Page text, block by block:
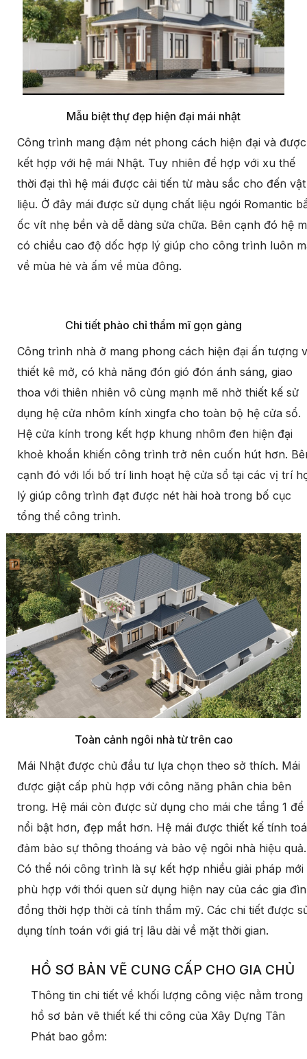
Mẫu biệt thự đẹp hiện đại mái nhật
Công trình mang đậm nét phong cách hiện đại và được
kết hợp với hệ mái Nhật. Tuy nhiên để hợp với xu thế
thời đại thì hệ mái được cải tiến từ màu sắc cho đến vật
liệu. Ở đây mái được sử dụng chất liệu ngói Romantic
ốc vít nhẹ bền và dễ dàng sửa chữa. Bên cạnh đó hệ
có chiều cao độ dốc hợp lý giúp cho công trình luôn
về mùa hè và ấm về mùa đông.
Chi tiết phào chỉ thẩm mĩ gọn gàng
Công trình nhà ở mang phong cách hiện đại ấn tượng
thiết kê mở, có khả năng đón gió đón ánh sáng, giao
thoa với thiên nhiên vô cùng mạnh mẽ nhờ thiết kế sử
dụng hệ cửa nhôm kính xingfa cho toàn bộ hệ cửa sổ.
Hệ cửa kính trong kết hợp khung nhôm đen hiện đại
khoẻ khoắn khiến công trình trở nên cuốn hút hơn.
cạnh đó với lối bố trí linh hoạt hệ cửa sổ tại các vị trí
lý giúp công trình đạt được nét hài hoà trong bố cục
tổng thể công trình.
Toàn cảnh ngôi nhà từ trên cao
Mái Nhật được chủ đầu tư lựa chọn theo sở thích. Mái
được giật cấp phù hợp với công năng phân chia bên
trong. Hệ mái còn được sử dụng cho mái che tầng 1 để
nổi bật hơn, đẹp mắt hơn. Hệ mái được thiết kế tính
đảm bảo sự thông thoáng và bảo vệ ngôi nhà hiệu quả.
Có thể nói công trình là sự kết hợp nhiều giải pháp mới
phù hợp với thói quen sử dụng hiện nay của các gia
đồng thời hợp thời cả tính thẩm mỹ. Các chi tiết được
dụng tính toán với giá trị lâu dài về mặt thời gian.
HỒ SƠ BẢN VẼ CUNG CẤP CHO GIA CHỦ
Thông tin chi tiết về khối lượng công việc nằm trong
hồ sơ bản vẽ thiết kế thi công của Xây Dựng Tân
Phát bao gồm: